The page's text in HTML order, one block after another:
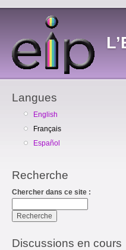
Langues
English
Français
Español
Recherche
Chercher dans ce site :
Discussions en cours